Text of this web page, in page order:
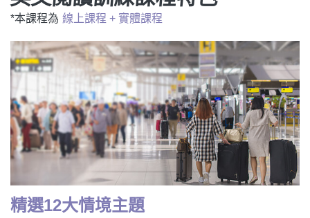
情境閱讀
英文文法技巧
英文寫作
TED Talks
CNN聽力強化
新聞英文
外語即時通
兒童美語
點讀筆教材
數位學習教材
*本課程為 線上課程 + 實體課程
精選12大情境主題